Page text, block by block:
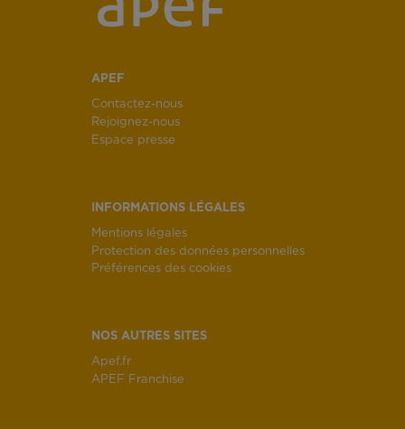
APEF
Contactez-nous
Rejoignez-nous
Espace presse
INFORMATIONS LÉGALES
Mentions légales
Protection des données personnelles
Préférences des cookies
NOS AUTRES SITES
Apef.fr
APEF Franchise